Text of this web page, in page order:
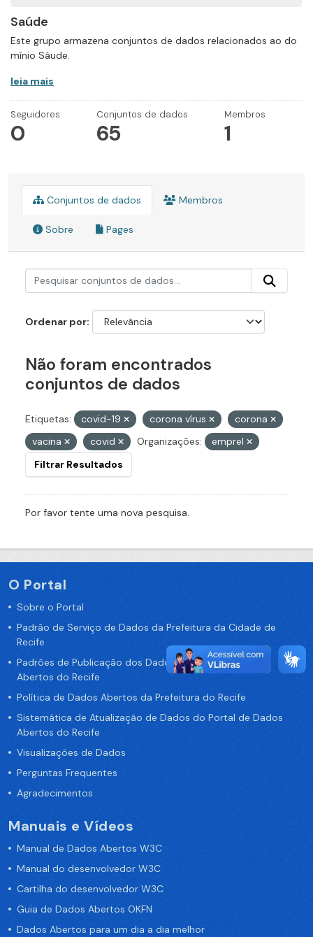
Saúde
Este grupo armazena conjuntos de dados relacionados ao do
mínio Sáude.
leia mais
Seguidores
0
Conjuntos de dados
65
Membros
1
Conjuntos de dados Membros
Sobre Pages
Ordenar por
Não foram encontrados
conjuntos de dados
Etiquetas: covid-19 corona vírus
corona
vacina
covid Organizações:
emprel
Filtrar Resultados
Por favor tente uma nova pesquisa.
O Portal
Sobre o Portal
Padrão de Serviço de Dados da Prefeitura da Cidade de
Recife
Padrões de Publicação dos Dados no Portal de Dados
Abertos do Recife
Política de Dados Abertos da Prefeitura do Recife
Sistemática de Atualização de Dados do Portal de Dados
Abertos do Recife
Visualizações de Dados
Perguntas Frequentes
Agradecimentos
Manuais e Vídeos
Manual de Dados Abertos W3C
Manual do desenvolvedor W3C
Cartilha do desenvolvedor W3C
Guia de Dados Abertos OKFN
Dados Abertos para um dia a dia melhor